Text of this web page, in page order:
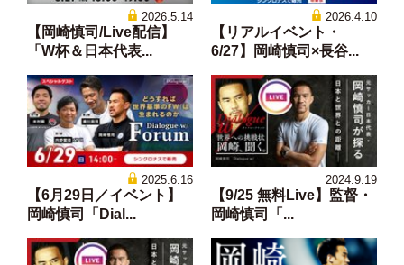
2026.5.14
【岡崎慎司/Live配信】
「W杯＆日本代表...
2026.4.10
【リアルイベント・
6/27】岡崎慎司×長谷...
2025.6.16
【6月29日／イベント】
岡崎慎司「Dial...
2024.9.19
【9/25 無料Live】監督・
岡崎慎司「...